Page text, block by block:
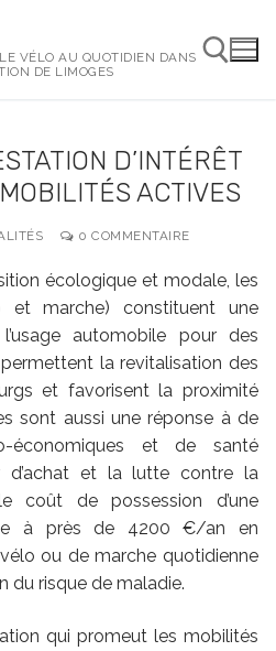
VÉLO AU QUOTIDIEN DANS
DE LIMOGES
Rechercher :
D’INTÉRÊT
ACTIVES
0 COMMENTAIRE
écologique et modale, les
et marche) constituent une
automobile pour des
la revitalisation des
et favorisent la proximité
sont aussi une réponse à de
économiques et de santé
d’achat et la lutte contre la
coût de possession d’une
à près de 4200 €/an en
ou de marche quotidienne
du risque de maladie.
qui promeut les mobilités